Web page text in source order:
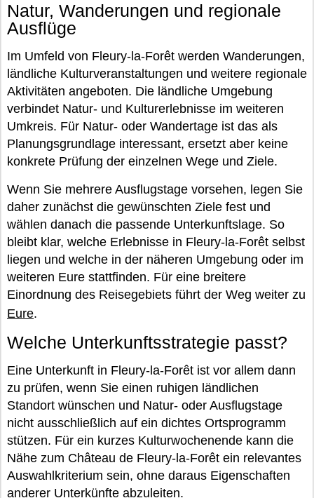
Natur, Wanderungen und regionale
Ausflüge
Im Umfeld von Fleury-la-Forêt werden Wanderungen,
ländliche Kulturveranstaltungen und weitere regionale
Aktivitäten angeboten. Die ländliche Umgebung
verbindet Natur- und Kulturerlebnisse im weiteren
Umkreis. Für Natur- oder Wandertage ist das als
Planungsgrundlage interessant, ersetzt aber keine
konkrete Prüfung der einzelnen Wege und Ziele.
Wenn Sie mehrere Ausflugstage vorsehen, legen Sie
daher zunächst die gewünschten Ziele fest und
wählen danach die passende Unterkunftslage. So
bleibt klar, welche Erlebnisse in Fleury-la-Forêt selbst
liegen und welche in der näheren Umgebung oder im
weiteren Eure stattfinden. Für eine breitere
Einordnung des Reisegebiets führt der Weg weiter zu
Eure.
Welche Unterkunftsstrategie passt?
Eine Unterkunft in Fleury-la-Forêt ist vor allem dann
zu prüfen, wenn Sie einen ruhigen ländlichen
Standort wünschen und Natur- oder Ausflugstage
nicht ausschließlich auf ein dichtes Ortsprogramm
stützen. Für ein kurzes Kulturwochenende kann die
Nähe zum Château de Fleury-la-Forêt ein relevantes
Auswahlkriterium sein, ohne daraus Eigenschaften
anderer Unterkünfte abzuleiten.